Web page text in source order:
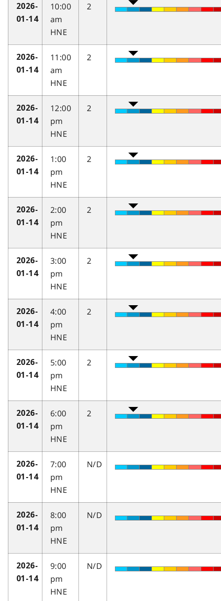
2026-
01-14
10:00
am
HNE
2
2026-
01-14
11:00
am
HNE
2
2026-
01-14
12:00
pm
HNE
2
2026-
01-14
1:00
pm
HNE
2
2026-
01-14
2:00
pm
HNE
2
2026-
01-14
3:00
pm
HNE
2
2026-
01-14
4:00
pm
HNE
2
2026-
01-14
5:00
pm
HNE
2
2026-
01-14
6:00
pm
HNE
2
2026-
01-14
7:00
pm
HNE
N/D
2026-
01-14
8:00
pm
HNE
N/D
2026-
01-14
9:00
pm
HNE
N/D